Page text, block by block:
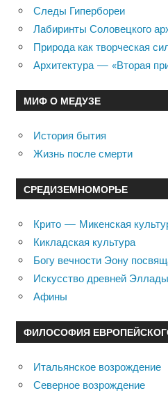
Следы Гипербореи
Лабиринты Соловецкого
Природа как творческая
Архитектура — «Вторая
МИФ О МЕДУЗЕ
История бытия
Жизнь после смерти
СРЕДИЗЕМНОМОРЬЕ
Крито — Микенская
Кикладская культура
Богу вечности Эону
Искусство древней Эллады
Афины
ФИЛОСОФИЯ
Итальянское возрождение
Северное возрождение